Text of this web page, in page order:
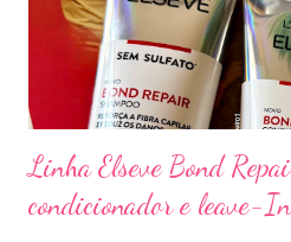
Linha Elseve Bond
condicionador e leave-